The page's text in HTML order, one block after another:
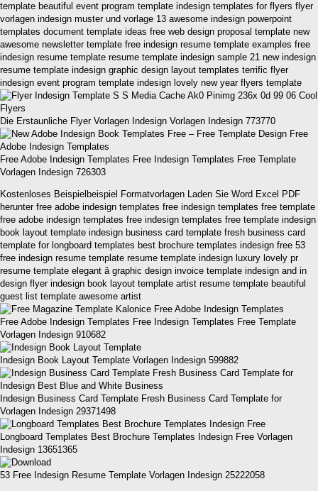
template beautiful event program template indesign templates for flyers flyer
vorlagen indesign muster und vorlage 13 awesome indesign powerpoint
templates document template ideas free web design proposal template new
awesome newsletter template free indesign resume template examples free
indesign resume template resume template indesign sample 21 new indesign
resume template indesign graphic design layout templates terrific flyer
indesign event program template indesign lovely new year flyers template
Die Erstaunliche Flyer Vorlagen Indesign Vorlagen Indesign 773770
Free Adobe Indesign Templates Free Indesign Templates Free Template
Vorlagen Indesign 726303
Kostenloses Beispielbeispiel Formatvorlagen Laden Sie Word Excel PDF
herunter free adobe indesign templates free indesign templates free template
free adobe indesign templates free indesign templates free template indesign
book layout template indesign business card template fresh business card
template for longboard templates best brochure templates indesign free 53
free indesign resume template resume template indesign luxury lovely pr
resume template elegant â graphic design invoice template indesign and in
design flyer indesign book layout template artist resume template beautiful
guest list template awesome artist
Free Adobe Indesign Templates Free Indesign Templates Free Template
Vorlagen Indesign 910682
Indesign Book Layout Template Vorlagen Indesign 599882
Indesign Business Card Template Fresh Business Card Template for
Vorlagen Indesign 29371498
Longboard Templates Best Brochure Templates Indesign Free Vorlagen
Indesign 13651365
53 Free Indesign Resume Template Vorlagen Indesign 25222058